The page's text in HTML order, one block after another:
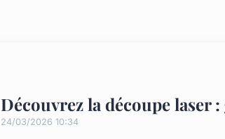
Découvrez la découpe laser
24/03/2026 10:34